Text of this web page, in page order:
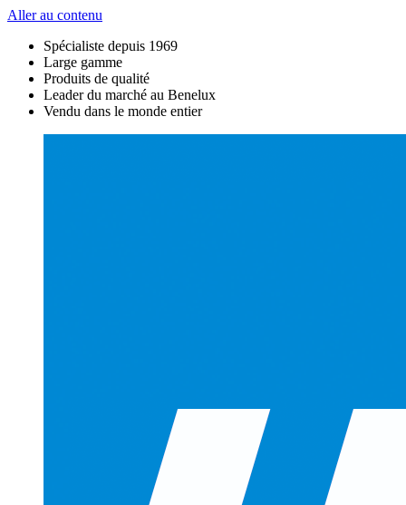
Aller au contenu
Spécialiste depuis 1969
Large gamme
Produits de qualité
Leader du marché au Benelux
Vendu dans le monde entier